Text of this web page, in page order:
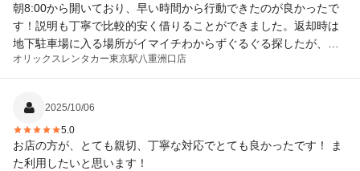
朝8:00から開いており、早い時間から行動できたのが良かったで
す！説明も丁寧で比較的安く借りることができました。返却時は
地下駐車場に入る場所がイマイチわからずぐるぐる探したが、無
事返せました！対応もスムーズでした。ありがとうございます！
オリックスレンタカー東京駅八重洲口店
2025/10/06
5.0
お店の方が、とても親切、丁寧な対応でとても良かったです！ ま
た利用したいと思います！